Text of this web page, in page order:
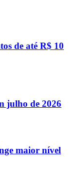
de até R$ 10
julho de 2026
maior nível